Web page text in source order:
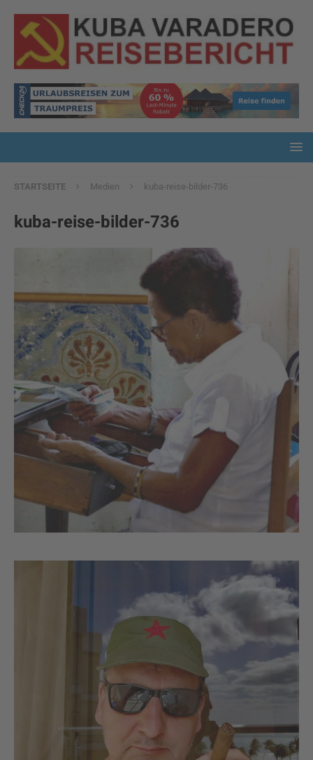
STARTSEITE Medien kuba-reise-bilder-736
kuba-reise-bilder-736